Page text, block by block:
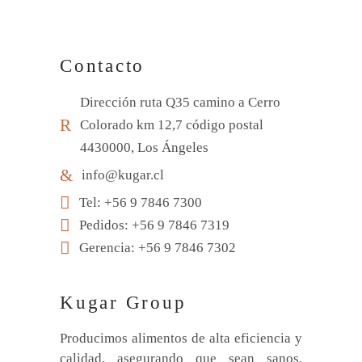
Contacto
Dirección ruta Q35 camino a Cerro
Colorado km 12,7 código postal
4430000, Los Ángeles
info@kugar.cl
Tel: +56 9 7846 7300
Pedidos: +56 9 7846 7319
Gerencia: +56 9 7846 7302
Kugar Group
Producimos alimentos de alta eficiencia y
calidad, asegurando que sean sanos,